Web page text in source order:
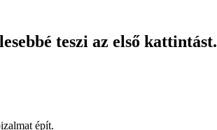
teszi az első kattintást.
épít.